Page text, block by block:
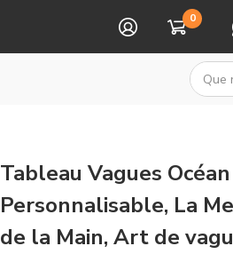
0
Tableau Vagues Océan
Personnalisable, La
de la Main, Art de